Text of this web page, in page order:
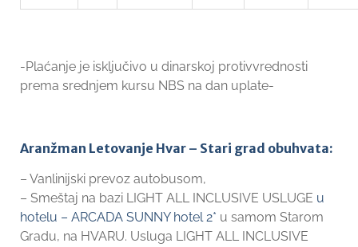
-Plaćanje je isključivo u dinarskoj protivvrednosti
prema srednjem kursu NBS na dan uplate-
Aranžman Letovanje Hvar – Stari grad obuhvata:
– Vanlinijski prevoz autobusom,
– Smeštaj na bazi LIGHT ALL INCLUSIVE USLUGE u
hotelu – ARCADA SUNNY hotel 2* u samom Starom
Gradu, na HVARU. Usluga LIGHT ALL INCLUSIVE